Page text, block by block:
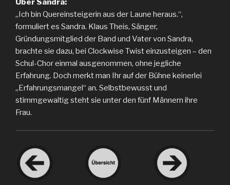
Über Sandra:
„Ich bin Quereinsteigerin aus der Laune heraus.“,
formuliert es Sandra. Klaus Theis, Sänger,
Gründungsmitglied der Band und Vater von Sandra,
brachte sie dazu, bei Clockwise Twist einzusteigen – den
Schul-Chor einmal ausgenommen, ohne jegliche
Erfahrung. Doch merkt man Ihr auf der Bühne keinerlei
„Erfahrungsmangel“ an. Selbstbewusst und
stimmgewaltig steht sie unter den fünf Männern ihre
Frau.